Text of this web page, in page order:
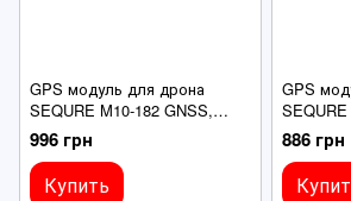
GPS модуль для дрона
SEQURE M10-182 GNSS,
18х18х8.2mm, 8 грамм, без
компаса
996 грн
Купить
GPS
компас
886 грн